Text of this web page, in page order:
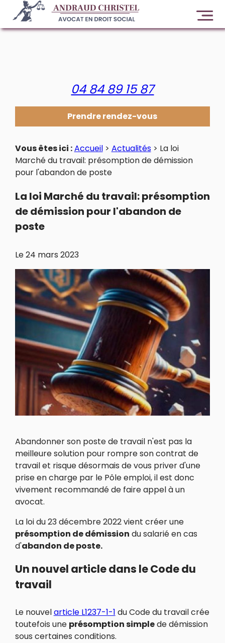
04 84 89 15 87
Prendre rendez-vous
Vous êtes ici :Accueil> Actualités> La loi
Marché du travail: présomption de démission
pour l'abandon de poste
La loi Marché du travail: présomption
de démission pour l'abandon de
poste
Le24 mars 2023
Abandonner son poste de travail n'est pas la
meilleure solution pour rompre son contrat de
travail et risque désormais de vous priver d'une
prise en charge par le Pôle emploi, il est donc
vivement recommandé de faire appel à un
avocat.
La loi du 23 décembre 2022 vient créer une
présomption de démission du salarié en cas
d'abandon de poste.
Un nouvel article dans le Code du
travail
Le nouvelarticle L1237-1-1 du Code du travail crée
toutefois une présomption simplede démission
sous certaines conditions.
Panneau de gestion des cookies